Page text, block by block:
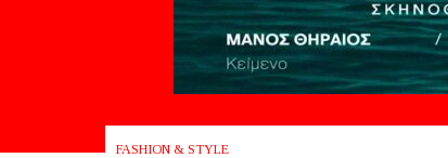
FASHION & STYLE